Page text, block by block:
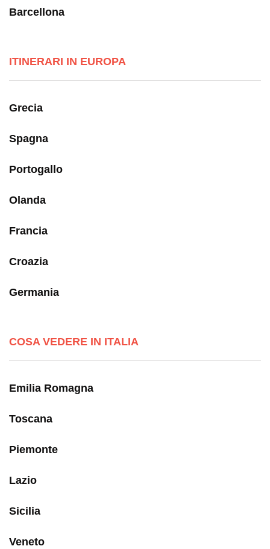
Barcellona
ITINERARI IN EUROPA
Grecia
Spagna
Portogallo
Olanda
Francia
Croazia
Germania
COSA VEDERE IN ITALIA
Emilia Romagna
Toscana
Piemonte
Lazio
Sicilia
Veneto